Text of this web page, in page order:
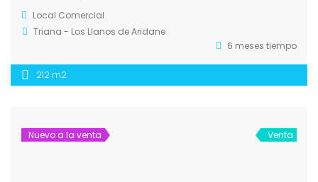
Local Comercial
Triana - Los Llanos de Aridane
6 meses tiempo
212 m2
Nuevo a la venta Venta